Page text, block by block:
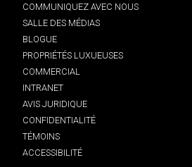
COMMUNIQUEZ AVEC NOUS
SALLE DES MÉDIAS
BLOGUE
PROPRIÉTÉS LUXUEUSES
COMMERCIAL
INTRANET
AVIS JURIDIQUE
CONFIDENTIALITÉ
TÉMOINS
ACCESSIBILITÉ